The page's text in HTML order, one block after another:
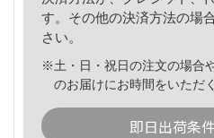
す。その他の決済方法の場
さい。
※土・日・祝日の注文の場合
のお届けにお時間をいただ
即日出荷条